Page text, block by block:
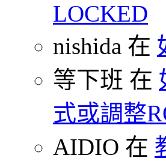
LOCKED
nishida 在
等下班 在
式或調整
AIDIO 在